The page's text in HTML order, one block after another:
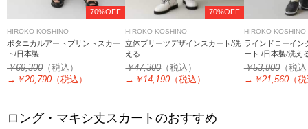
70%OFF
HIROKO KOSHINO
ボタニカルアートプリントスカー
ト/日本製
￥69,300 （税込）
→ ￥20,790 （税込）
70%OFF
HIROKO KOSHINO
立体プリーツデザインスカート/洗
える
￥47,300（税込）
→ ￥14,190 （税込）
HIROKO KOSHINO
ラインドローイン
ート /日本製/洗え
￥53,900（税
→ ￥21,560（
ロング・マキシ丈スカートのおすすめ